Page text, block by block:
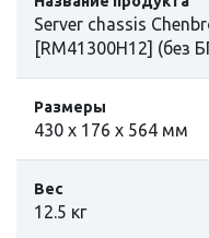
Server chassis
[RM41300H12] (без
Размеры
430 x 176 x 564 мм
Вес
12.5 кг